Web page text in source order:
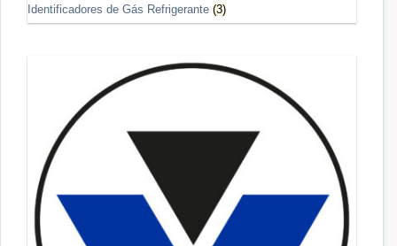
Identificadores de Gás Refrigerante (3)